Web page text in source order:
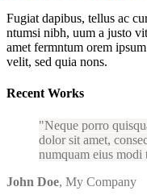
Fugiat dapibus, tellus ac
ntumsi nibh, uum a justo
amet fermntum orem
velit, sed quia nons.
Recent Works
Neque porro
dolor sit amet,
numquam eius modi
John Doe, My Company